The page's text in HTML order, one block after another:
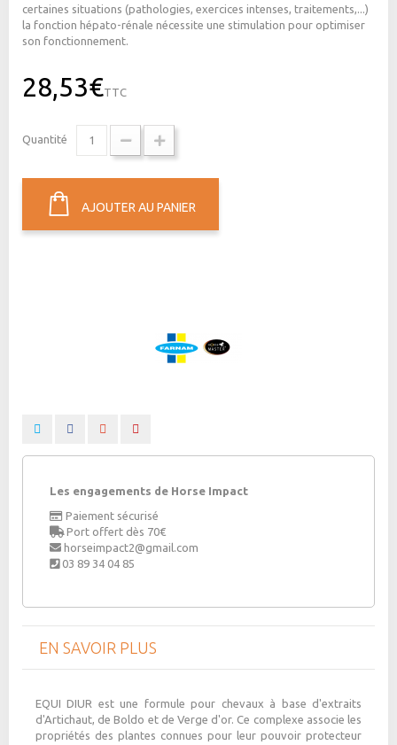
certaines situations (pathologies, exercices intenses, traitements,...)
la fonction hépato-rénale nécessite une stimulation pour optimiser
son fonctionnement.
28,53€TTC
Quantité
AJOUTER AU PANIER
Les engagements de Horse Impact
Paiement sécurisé
Port offert dès 70€
horseimpact2@gmail.com
03 89 34 04 85
EN SAVOIR PLUS
EQUI DIUR est une formule pour chevaux à base d'extraits
d'Artichaut, de Boldo et de Verge d'or. Ce complexe associe les
propriétés des plantes connues pour leur pouvoir protecteur